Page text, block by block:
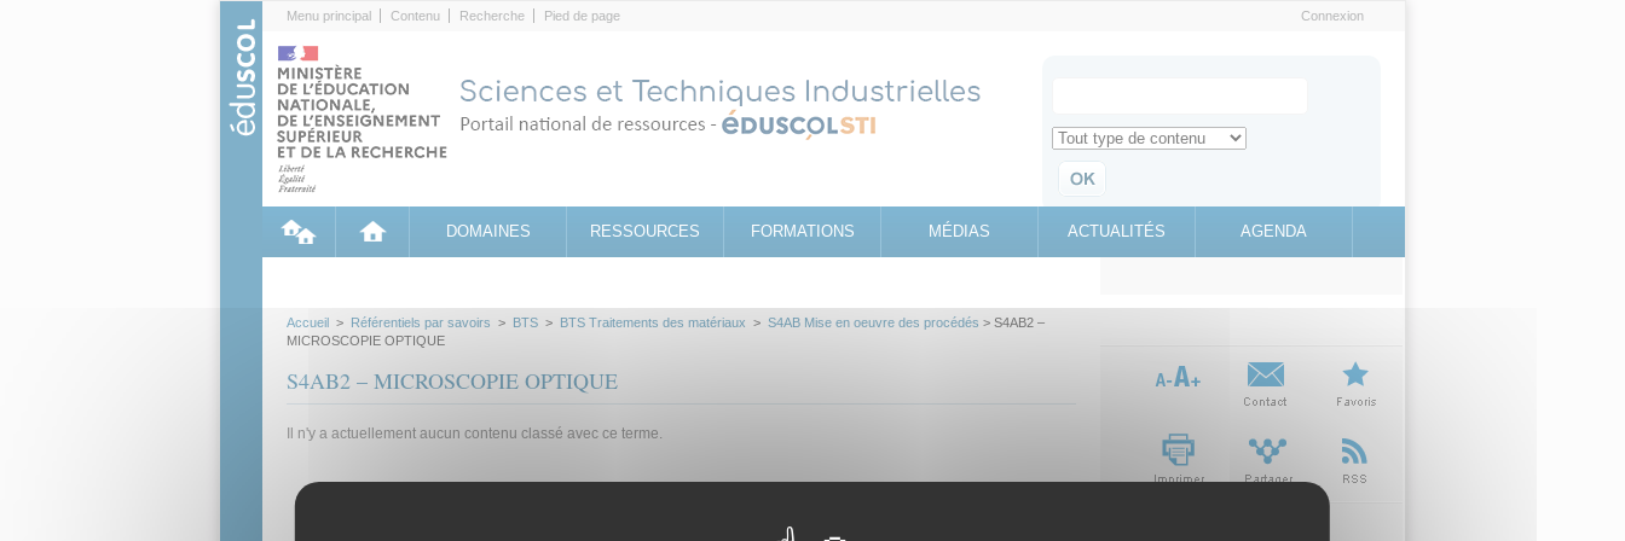
Menu principal Contenu Recherche Pied de page Connexion
Search for
Retrouvez toute l'information sur le site education.gouv.fr
DOMAINES RESSOURCES FORMATIONS MÉDIAS ACTUALITÉS AGENDA
Accueil > Référentiels par savoirs > BTS > BTS Traitements des matériaux > S4AB Mise en oeuvre des procédés > S4AB2 –
MICROSCOPIE OPTIQUE
S4AB2 – MICROSCOPIE OPTIQUE
Il n'y a actuellement aucun contenu classé avec ce terme.